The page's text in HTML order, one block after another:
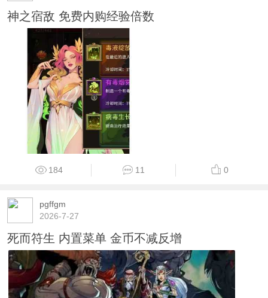
神之宿敌 免费内购经验倍数
184 11 0
pgffgm
2026-7-27
死而符生 内置菜单 金币不减反增